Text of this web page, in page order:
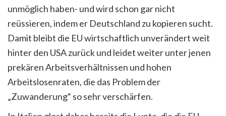
unmöglich haben- und wird schon gar nicht
reüssieren, indem er Deutschland zu kopieren sucht.
Damit bleibt die EU wirtschaftlich unverändert weit
hinter den USA zurück und leidet weiter unter jenen
prekären Arbeitsverhältnissen und hohen
Arbeitslosenraten, die das Problem der
„Zuwanderung“ so sehr verschärfen.